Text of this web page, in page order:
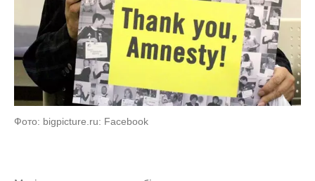
Фото: bigpicture.ru: Facebook